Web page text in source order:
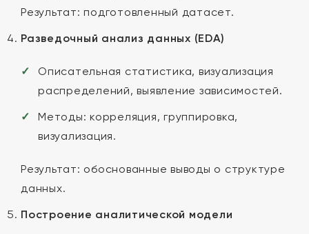
Результат: подготовленный датасет.
Разведочный анализ данных (EDA)
Описательная статистика, визуализация
распределений, выявление зависимостей.
Методы: корреляция, группировка,
визуализация.
Результат: обоснованные выводы о структуре
данных.
Построение аналитической модели